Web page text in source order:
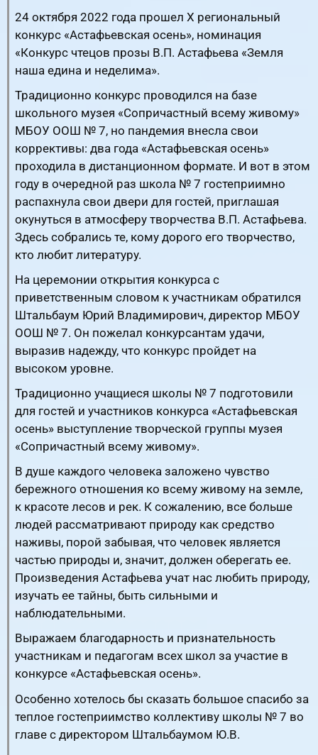
24 октября 2022 года прошел X региональный
конкурс «Астафьевская осень», номинация
«Конкурс чтецов прозы В.П. Астафьева «Земля
наша едина и неделима».
Традиционно конкурс проводился на базе
школьного музея «Сопричастный всему живому»
МБОУ ООШ № 7, но пандемия внесла свои
коррективы: два года «Астафьевская осень»
проходила в дистанционном формате. И вот в этом
году в очередной раз школа № 7 гостеприимно
распахнула свои двери для гостей, приглашая
окунуться в атмосферу творчества В.П. Астафьева.
Здесь собрались те, кому дорого его творчество,
кто любит литературу.
На церемонии открытия конкурса с
приветственным словом к участникам обратился
Штальбаум Юрий Владимирович, директор МБОУ
ООШ № 7. Он пожелал конкурсантам удачи,
выразив надежду, что конкурс пройдет на
высоком уровне.
Традиционно учащиеся школы № 7 подготовили
для гостей и участников конкурса «Астафьевская
осень» выступление творческой группы музея
«Сопричастный всему живому».
В душе каждого человека заложено чувство
бережного отношения ко всему живому на земле,
к красоте лесов и рек. К сожалению, все больше
людей рассматривают природу как средство
наживы, порой забывая, что человек является
частью природы и, значит, должен оберегать ее.
Произведения Астафьева учат нас любить природу,
изучать ее тайны, быть сильными и
наблюдательными.
Выражаем благодарность и признательность
участникам и педагогам всех школ за участие в
конкурсе «Астафьевская осень».
Особенно хотелось бы сказать большое спасибо за
теплое гостеприимство коллективу школы № 7 во
главе с директором Штальбаумом Ю.В.